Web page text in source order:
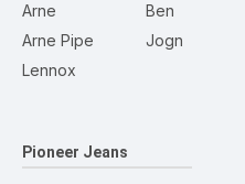
Arne
Arne Pipe
Lennox
Ben
Jogn
Pioneer Jeans